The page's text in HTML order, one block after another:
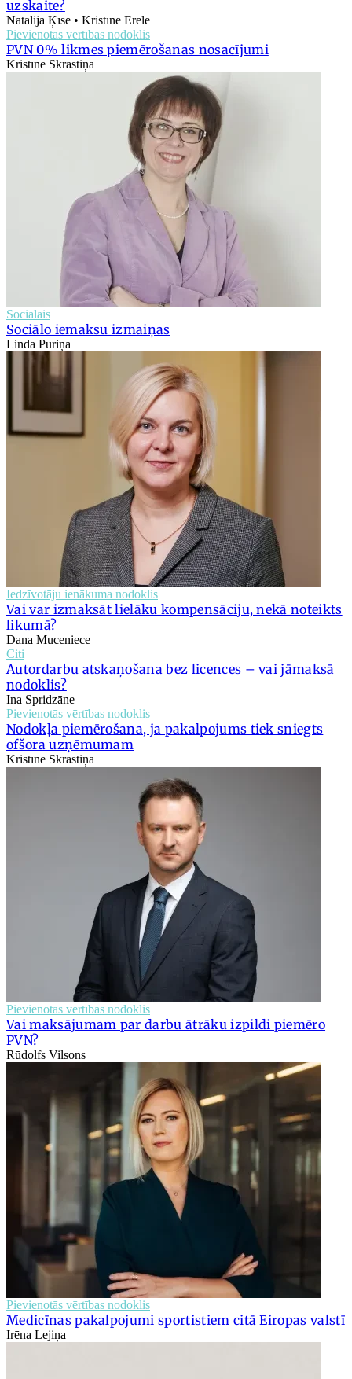
uzskaite?
Natālija Ķīse • Kristīne Erele
Pievienotās vērtības nodoklis
PVN 0% likmes piemērošanas nosacījumi
Kristīne Skrastiņa
Sociālais
Sociālo iemaksu izmaiņas
Linda Puriņa
Iedzīvotāju ienākuma nodoklis
Vai var izmaksāt lielāku kompensāciju, nekā noteikts
likumā?
Dana Muceniece
Citi
Autordarbu atskaņošana bez licences – vai jāmaksā
nodoklis?
Ina Spridzāne
Pievienotās vērtības nodoklis
Nodokļa piemērošana, ja pakalpojums tiek sniegts
ofšora uzņēmumam
Kristīne Skrastiņa
Pievienotās vērtības nodoklis
Vai maksājumam par darbu ātrāku izpildi piemēro
PVN?
Rūdolfs Vilsons
Pievienotās vērtības nodoklis
Medicīnas pakalpojumi sportistiem citā Eiropas valstī
Irēna Lejiņa